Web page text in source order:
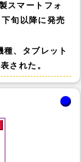
スマートフォ
旬以降に発売
、タブレット
された。